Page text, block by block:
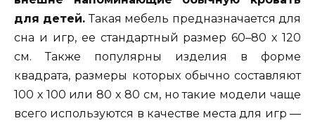
для детей. Такая мебель предназначается для
сна и игр, ее стандартный размер 60–80 х 120
см. Также популярны изделия в форме
квадрата, размеры которых обычно составляют
100 х 100 или 80 х 80 см, но такие модели чаще
всего используются в качестве места для игр —